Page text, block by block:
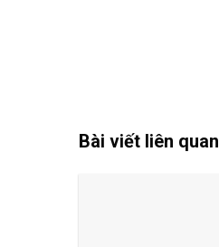
Bài viết liên quan